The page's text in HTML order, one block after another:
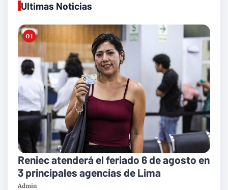
Ultimas Noticias
Reniec atenderá el feriado 6 de agosto en
3 principales agencias de Lima
Admin